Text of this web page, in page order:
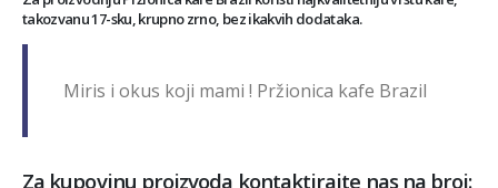
takozvanu 17-sku, krupno zrno, bez ikakvih dodataka.
Miris i okus koji mami ! Pržionica kafe Brazil
Za kupovinu proizvoda kontaktirajte nas na broj: